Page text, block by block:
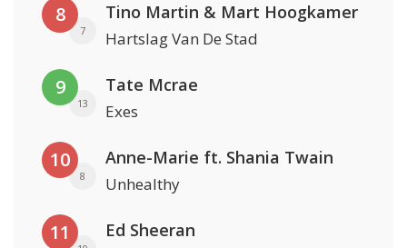
8
7
Tino Martin & Mart Hoogkamer
Hartslag Van De Stad
9
13
Tate Mcrae
Exes
10
8
Anne-Marie ft. Shania Twain
Unhealthy
11 Ed Sheeran